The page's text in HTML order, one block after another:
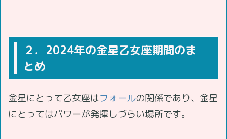
２．2024年の金星乙女座期間のま
とめ
金星にとって乙女座はフォールの関係であり、金星
にとってはパワーが発揮しづらい場所です。